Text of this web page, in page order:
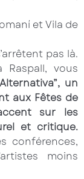
et Vila de
pas là.
vous
un
aux Fêtes de
sur les
et critique.
conférences,
moins